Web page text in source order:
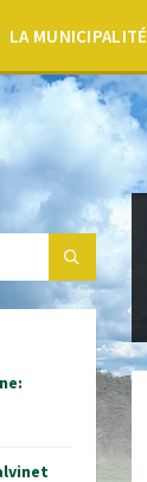
LA MUNICIPALITÉ